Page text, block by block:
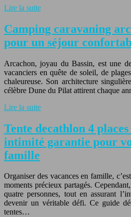
Lire la suite
Camping caravaning
pour un séjour
Arcachon, joyau du Bassin, est une
vacanciers en quête de soleil, de
chaleureuse. Son architecture
célèbre Dune du Pilat attirent chaque
Lire la suite
Tente decathlon 4
intimité garantie pour
famille
Organiser des vacances en famille,
moments précieux partagés.
quatre personnes, tout en assurant
devenir un véritable défi. Ce guide
tentes…